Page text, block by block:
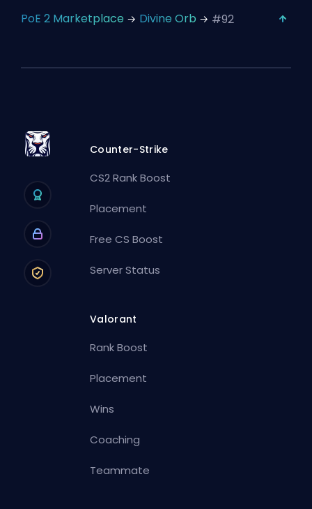
PoE 2 Marketplace Divine Orb #92
Counter-Strike
CS2 Rank Boost
Placement
Free CS Boost
Server Status
Valorant
Rank Boost
Placement
Wins
Coaching
Teammate